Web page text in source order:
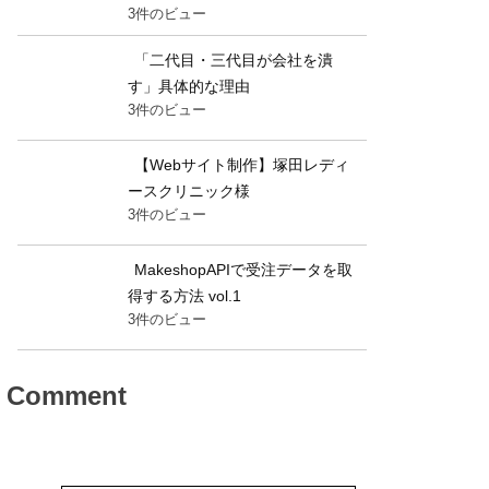
3件のビュー
「二代目・三代目が会社を潰
す」具体的な理由
3件のビュー
【Webサイト制作】塚田レディ
ースクリニック様
3件のビュー
MakeshopAPIで受注データを取
得する方法 vol.1
3件のビュー
Comment